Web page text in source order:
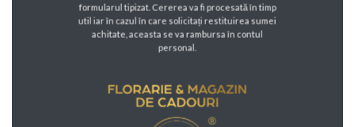
formularul tipizat. Cererea va fi procesată în timp
util iar în cazul în care solicitați restituirea sumei
achitate, aceasta se va rambursa în contul
personal.